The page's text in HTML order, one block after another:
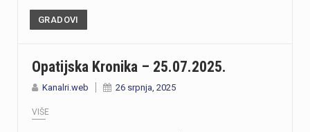
GRADOVI
Opatijska Kronika – 25.07.2025.
Kanalri.web 26 srpnja, 2025
VIŠE